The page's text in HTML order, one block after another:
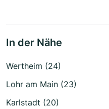
In der Nähe
Wertheim (24)
Lohr am Main (23)
Karlstadt (20)